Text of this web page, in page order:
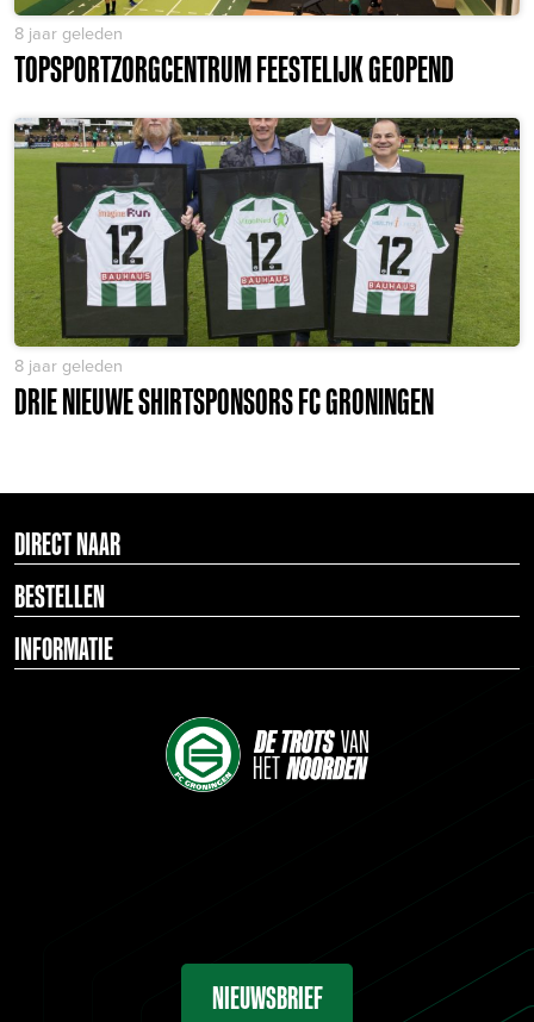
8 jaar geleden
TOPSPORTZORGCENTRUM FEESTELIJK GEOPEND
8 jaar geleden
DRIE NIEUWE SHIRTSPONSORS FC GRONINGEN
DIRECT NAAR
BESTELLEN
INFORMATIE
NIEUWSBRIEF